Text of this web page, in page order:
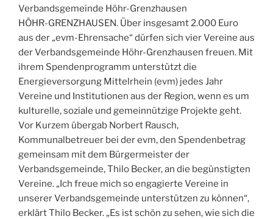
Verbandsgemeinde Höhr-Grenzhausen
HÖHR-GRENZHAUSEN. Über insgesamt 2.000 Euro
aus der „evm-Ehrensache“ dürfen sich vier Vereine aus
der Verbandsgemeinde Höhr-Grenzhausen freuen. Mit
ihrem Spendenprogramm unterstützt die
Energieversorgung Mittelrhein (evm) jedes Jahr
Vereine und Institutionen aus der Region, wenn es um
kulturelle, soziale und gemeinnützige Projekte geht.
Vor Kurzem übergab Norbert Rausch,
Kommunalbetreuer bei der evm, den Spendenbetrag
gemeinsam mit dem Bürgermeister der
Verbandsgemeinde, Thilo Becker, an die begünstigten
Vereine. „Ich freue mich so engagierte Vereine in
unserer Verbandsgemeinde unterstützen zu können“,
erklärt Thilo Becker. „Es ist schön zu sehen, wie sich die